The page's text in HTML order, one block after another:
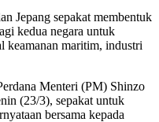
Jepang sepakat membentuk
kedua negara untuk
keamanan maritim, industri
Menteri (PM) Shinzo
(23/3), sepakat untuk
bersama kepada